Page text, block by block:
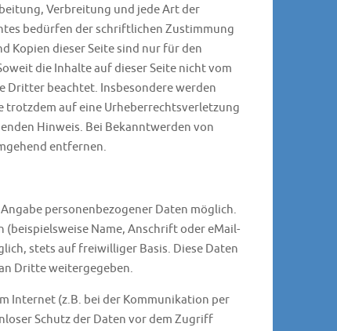
Verbreitung und jede Art der
bedürfen der schriftlichen Zustimmung
Kopien dieser Seite sind nur für den
die Inhalte auf dieser Seite nicht vom
Dritter beachtet. Insbesondere werden
trotzdem auf eine Urheberrechtsverletzung
Hinweis. Bei Bekanntwerden von
entfernen.
personenbezogener Daten möglich.
Name, Anschrift oder eMail-
stets auf freiwilliger Basis. Diese Daten
Dritte weitergegeben.
Internet (z.B. bei der Kommunikation per
Schutz der Daten vor dem Zugriff